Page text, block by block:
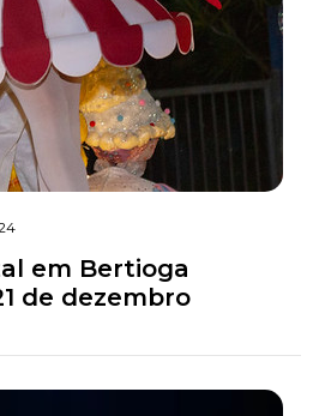
em Bertioga
de dezembro